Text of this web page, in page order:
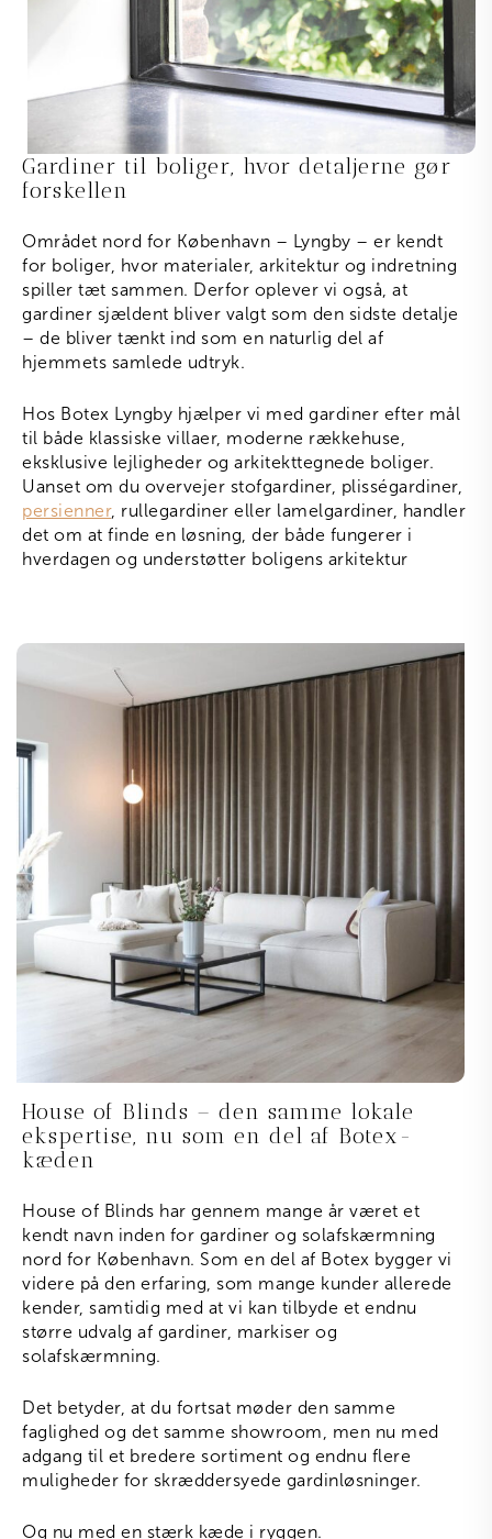
Gardiner til boliger, hvor detaljerne gør
forskellen
Området nord for København – Lyngby – er kendt
for boliger, hvor materialer, arkitektur og indretning
spiller tæt sammen. Derfor oplever vi også, at
gardiner sjældent bliver valgt som den sidste detalje
– de bliver tænkt ind som en naturlig del af
hjemmets samlede udtryk.
Hos Botex Lyngby hjælper vi med gardiner efter mål
til både klassiske villaer, moderne rækkehuse,
eksklusive lejligheder og arkitekttegnede boliger.
Uanset om du overvejer stofgardiner, plisségardiner,
persienner, rullegardiner eller lamelgardiner, handler
det om at finde en løsning, der både fungerer i
hverdagen og understøtter boligens arkitektur
House of Blinds – den samme lokale
ekspertise, nu som en del af Botex-
kæden
House of Blinds har gennem mange år været et
kendt navn inden for gardiner og solafskærmning
nord for København. Som en del af Botex bygger vi
videre på den erfaring, som mange kunder allerede
kender, samtidig med at vi kan tilbyde et endnu
større udvalg af gardiner, markiser og
solafskærmning.
Det betyder, at du fortsat møder den samme
faglighed og det samme showroom, men nu med
adgang til et bredere sortiment og endnu flere
muligheder for skræddersyede gardinløsninger.
Og nu med en stærk kæde i ryggen.